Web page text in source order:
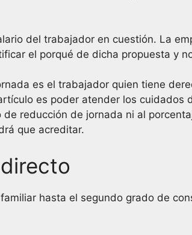
del trabajador en cuestión. La
el porqué de dicha propuesta y
es el trabajador quien tiene
es poder atender los cuidados
reducción de jornada ni al
que acreditar.
hasta el segundo grado de